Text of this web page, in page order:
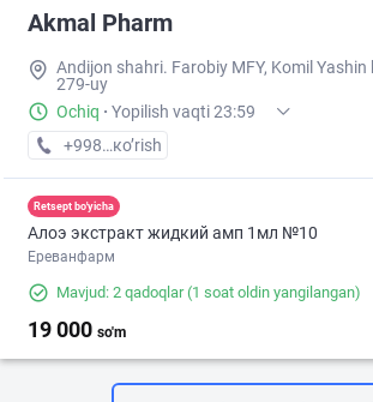
Akmal Pharm
Andijon shahri. Farobiy MFY, Komil Yashin
279-uy
Ochiq · Yopilish vaqti 23:59
+998 (90) XXX-XX-XX
кo’rish
Retsept bo'yicha
Алоэ экстракт жидкий амп 1мл №10
Ереванфарм
Mavjud: 2 qadoqlar(1 soat oldin yangilangan)
19 000 so'm